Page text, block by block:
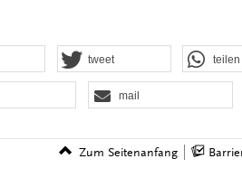
tweet teilen
mail
Zum Seitenanfang